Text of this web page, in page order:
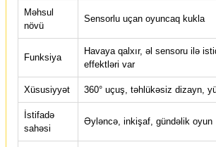
Məhsul
növü
Sensorlu uçan oyuncaq kukla
Funksiya
Havaya qalxır, əl sensoru ilə
effektləri var
Xüsusiyyət 360° uçuş, təhlükəsiz dizayn,
İstifadə
sahəsi
Əyləncə, inkişaf, gündəlik oyun